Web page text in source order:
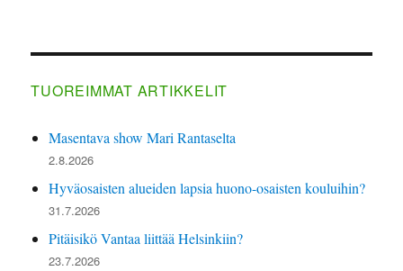
TUOREIMMAT ARTIKKELIT
Masentava show Mari Rantaselta
2.8.2026
Hyväosaisten alueiden lapsia huono-osaisten kouluihin?
31.7.2026
Pitäisikö Vantaa liittää Helsinkiin?
23.7.2026